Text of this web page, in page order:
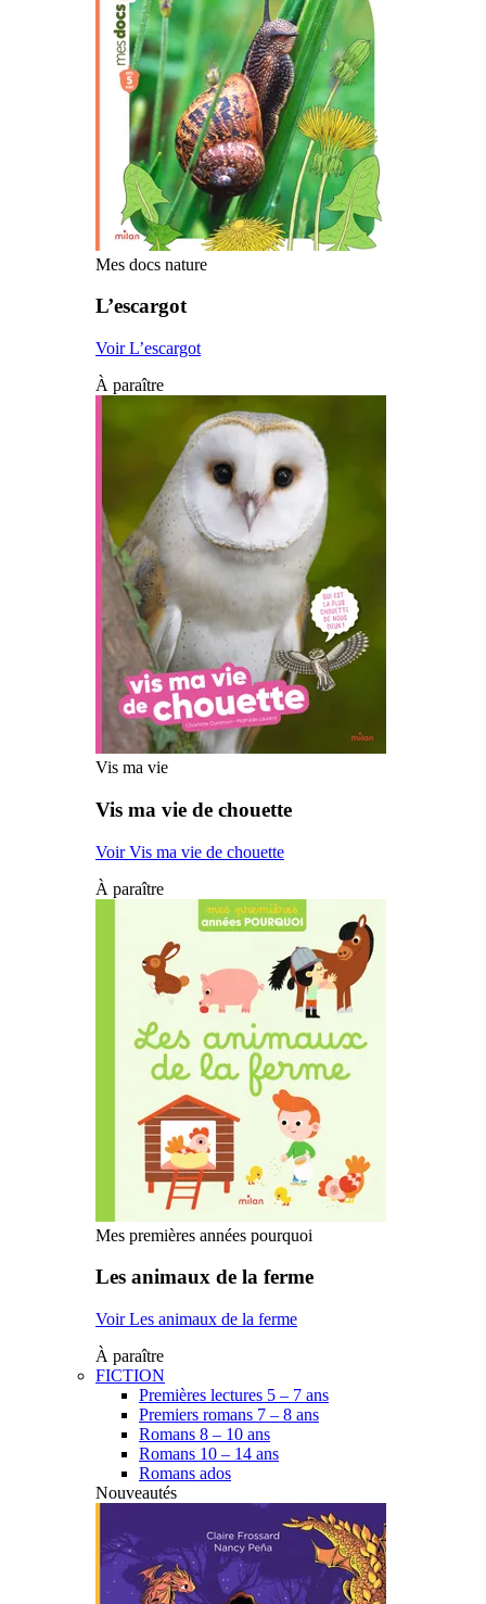
Mes docs nature
L’escargot
Voir L’escargot
À paraître
Vis ma vie
Vis ma vie de chouette
Voir Vis ma vie de chouette
À paraître
Mes premières années pourquoi
Les animaux de la ferme
Voir Les animaux de la ferme
À paraître
FICTION
Premières lectures 5 – 7 ans
Premiers romans 7 – 8 ans
Romans 8 – 10 ans
Romans 10 – 14 ans
Romans ados
Nouveautés